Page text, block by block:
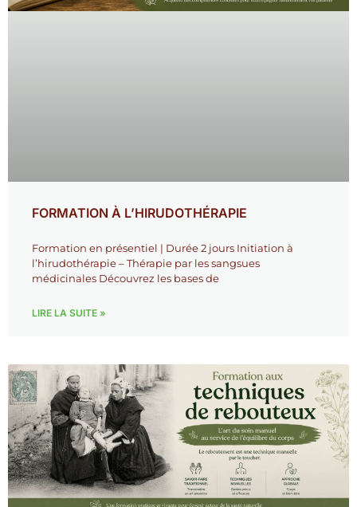
FORMATION À L’HIRUDOTHÉRAPIE
Formation en présentiel | Durée 2 jours Initiation à
l’hirudothérapie – Thérapie par les sangsues
médicinales Découvrez les bases de
LIRE LA SUITE »